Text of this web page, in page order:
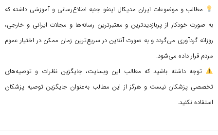
مطالب و موضوعات ایران مدیکال اینفو جنبه اطلاع‌رسانی و آموزشی داشته که
به صورت خودکار از پربازدیدترین و معتبرترین رسانه‌ها و مجلات ایرانی و خارجی،
روزانه گردآوری می‌گردد و به صورت آنلاین در سریع‌ترین زمان ممکن در اختیار عموم
مردم قرار داده می‌شود.
توجه داشته باشید که مطالب این وبسایت، جایگزین نظرات و توصیه‌های
تخصصی پزشکان نیست و هرگز از این مطالب به‌عنوان جایگزین توصیه پزشکان
استفاده نکنید.